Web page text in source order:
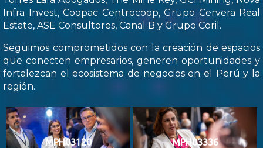
Infra Invest, Coopac Centrocoop, Grupo Cervera Real
Estate, ASE Consultores, Canal B y Grupo Coril.
Seguimos comprometidos con la creación de espacios
que conecten empresarios, generen oportunidades y
fortalezcan el ecosistema de negocios en el Perú y la
región.
MPH03120 MPH03336